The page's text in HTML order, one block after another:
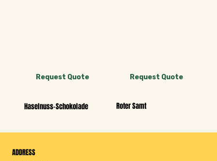
Request Quote
Haselnuss-Schokolade Roter Samt
Request Quote
ADDRESS